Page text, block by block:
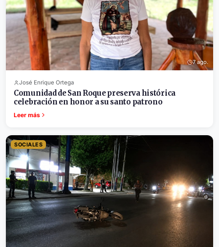
7 ago.
José Enrique Ortega
Comunidad de San Roque preserva histórica
celebración en honor a su santo patrono
Leer más
SOCIALES